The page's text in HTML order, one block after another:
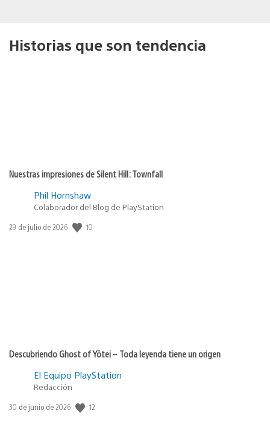
Historias que son tendencia
Nuestras impresiones de Silent Hill: Townfall
Phil Hornshaw
Colaborador del Blog de PlayStation
Fecha
29 de julio de 2026 10
Descubriendo Ghost of Yōtei – Toda leyenda tiene un origen
El Equipo PlayStation
Redacción
Fecha
30 de junio de 2026 12